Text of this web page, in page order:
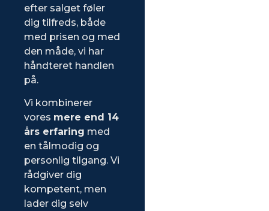
efter salget føler
dig tilfreds, både
med prisen og med
den måde, vi har
håndteret handlen
på.
Vi kombinerer
vores mere end 14
års erfaring med
en tålmodig og
personlig tilgang. Vi
rådgiver dig
kompetent, men
lader dig selv